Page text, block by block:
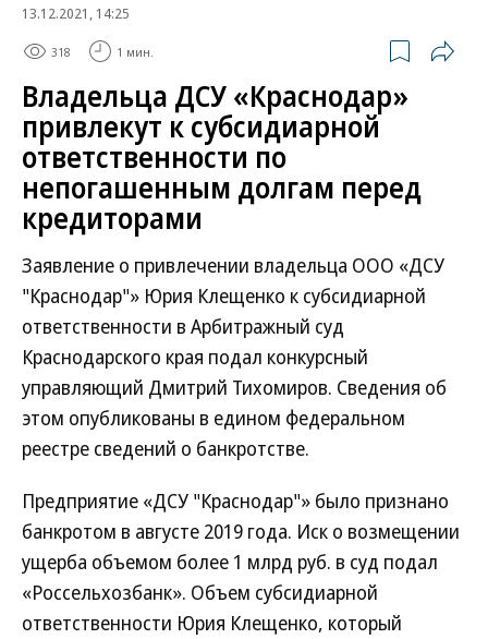
13.12.2021, 14:25
318 1 мин.
Владельца ДСУ «Краснодар»
привлекут к субсидиарной
ответственности по
непогашенным долгам перед
кредиторами
Заявление о привлечении владельца ООО «ДСУ
"Краснодар"» Юрия Клещенко к субсидиарной
ответственности в Арбитражный суд
Краснодарского края подал конкурсный
управляющий Дмитрий Тихомиров. Сведения об
этом опубликованы в едином федеральном
реестре сведений о банкротстве.
Предприятие «ДСУ "Краснодар"» было признано
банкротом в августе 2019 года. Иск о возмещении
ущерба объемом более 1 млрд руб. в суд подал
«Россельхозбанк». Объем субсидиарной
ответственности Юрия Клещенко, который